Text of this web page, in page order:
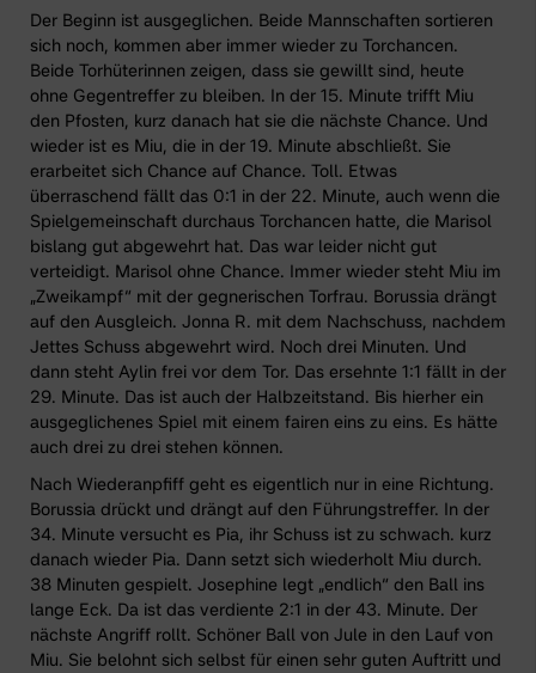
Der Beginn ist ausgeglichen. Beide Mannschaften sortieren
sich noch, kommen aber immer wieder zu Torchancen.
Beide Torhüterinnen zeigen, dass sie gewillt sind, heute
ohne Gegentreffer zu bleiben. In der 15. Minute trifft Miu
den Pfosten, kurz danach hat sie die nächste Chance. Und
wieder ist es Miu, die in der 19. Minute abschließt. Sie
erarbeitet sich Chance auf Chance. Toll. Etwas
überraschend fällt das 0:1 in der 22. Minute, auch wenn die
Spielgemeinschaft durchaus Torchancen hatte, die Marisol
bislang gut abgewehrt hat. Das war leider nicht gut
verteidigt. Marisol ohne Chance. Immer wieder steht Miu im
„Zweikampf“ mit der gegnerischen Torfrau. Borussia drängt
auf den Ausgleich. Jonna R. mit dem Nachschuss, nachdem
Jettes Schuss abgewehrt wird. Noch drei Minuten. Und
dann steht Aylin frei vor dem Tor. Das ersehnte 1:1 fällt in der
29. Minute. Das ist auch der Halbzeitstand. Bis hierher ein
ausgeglichenes Spiel mit einem fairen eins zu eins. Es hätte
auch drei zu drei stehen können.
Nach Wiederanpfiff geht es eigentlich nur in eine Richtung.
Borussia drückt und drängt auf den Führungstreffer. In der
34. Minute versucht es Pia, ihr Schuss ist zu schwach. kurz
danach wieder Pia. Dann setzt sich wiederholt Miu durch.
38 Minuten gespielt. Josephine legt „endlich“ den Ball ins
lange Eck. Da ist das verdiente 2:1 in der 43. Minute. Der
nächste Angriff rollt. Schöner Ball von Jule in den Lauf von
Miu. Sie belohnt sich selbst für einen sehr guten Auftritt und